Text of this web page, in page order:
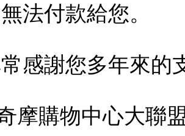
法付款給您。
感謝您多年來的
摩購物中心大